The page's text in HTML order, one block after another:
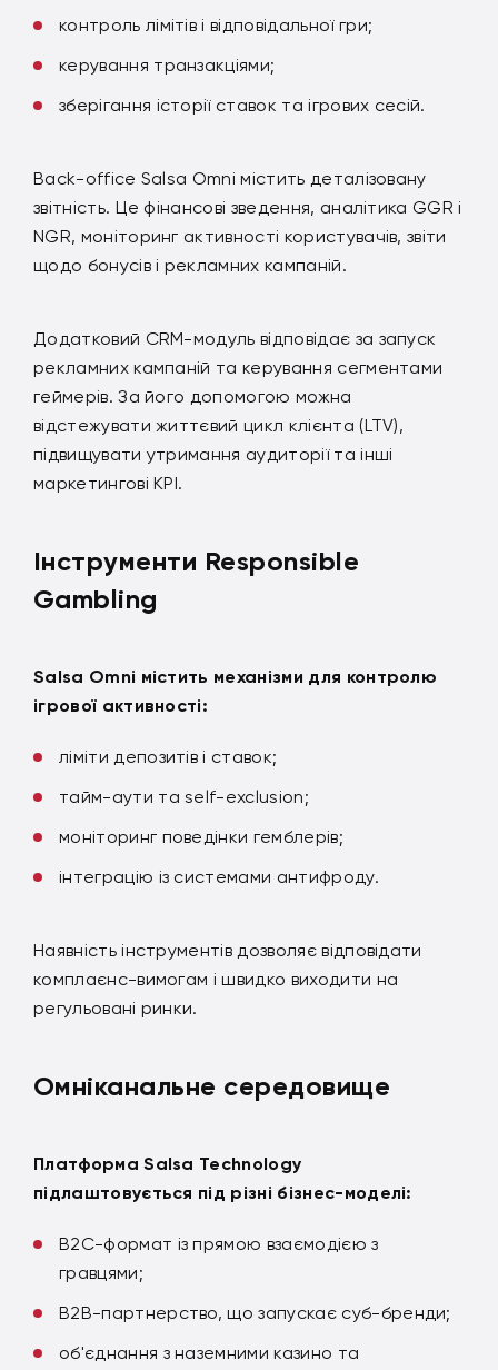
контроль лімітів і відповідальної гри;
керування транзакціями;
зберігання історії ставок та ігрових сесій.
Back-office Salsa Omni містить деталізовану
звітність. Це фінансові зведення, аналітика GGR і
NGR, моніторинг активності користувачів, звіти
щодо бонусів і рекламних кампаній.
Додатковий CRM-модуль відповідає за запуск
рекламних кампаній та керування сегментами
геймерів. За його допомогою можна
відстежувати життєвий цикл клієнта (LTV),
підвищувати утримання аудиторії та інші
маркетингові KPI.
Інструменти Responsible
Gambling
Salsa Omni містить механізми для контролю
ігрової активності:
ліміти депозитів і ставок;
тайм-аути та self-exclusion;
моніторинг поведінки гемблерів;
інтеграцію із системами антифроду.
Наявність інструментів дозволяє відповідати
комплаєнс-вимогам і швидко виходити на
регульовані ринки.
Омніканальне середовище
Платформа Salsa Technology
підлаштовується під різні бізнес-моделі:
B2C-формат із прямою взаємодією з
гравцями;
B2B-партнерство, що запускає суб-бренди;
об'єднання з наземними казино та